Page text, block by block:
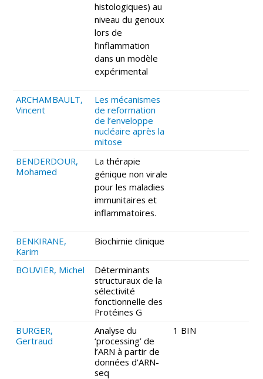
histologiques) au
niveau du genoux
lors de
l’inflammation
dans un modèle
expérimental
ARCHAMBAULT,
Vincent
Les mécanismes
de reformation
de l’enveloppe
nucléaire après la
mitose
BENDERDOUR,
Mohamed
La thérapie
génique non virale
pour les maladies
immunitaires et
inflammatoires.
BENKIRANE,
Karim
Biochimie clinique
BOUVIER, Michel
Déterminants
structuraux de la
sélectivité
fonctionnelle des
Protéines G
BURGER,
Gertraud
Analyse du
‘processing’ de
l’ARN à partir de
données d’ARN-
seq
1 BIN